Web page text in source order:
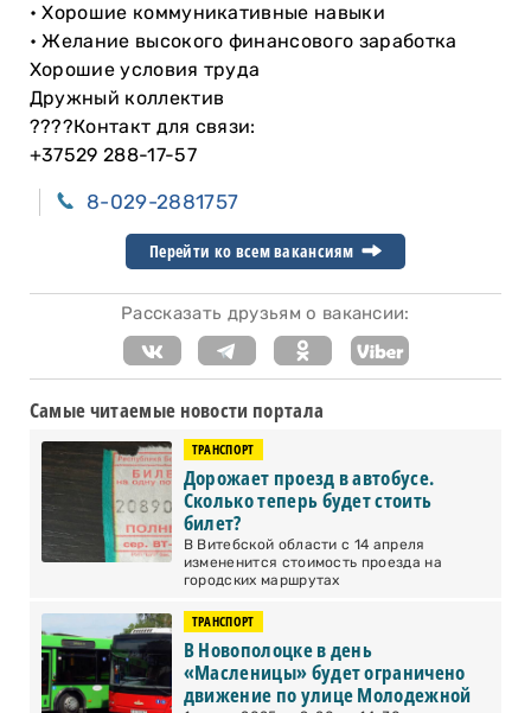
• Хорошие коммуникативные навыки
• Желание высокого финансового заработка
Хорошие условия труда
Дружный коллектив
????Контакт для связи:
+37529 288-17-57
8-029-2881757
Перейти ко всем вакансиям
Рассказать друзьям о вакансии:
Самые читаемые новости портала
ТРАНСПОРТ
Дорожает проезд в автобусе.
Сколько теперь будет стоить
билет?
В Витебской области с 14 апреля
измененится стоимость проезда на
городских маршрутах
ТРАНСПОРТ
В Новополоцке в день
«Масленицы» будет ограничено
движение по улице Молодежной